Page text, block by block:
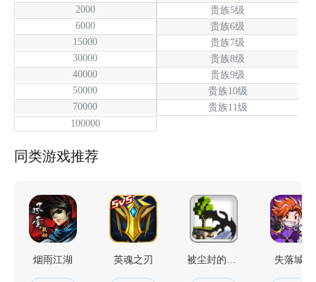
2000
贵族5级
6000
贵族6级
15000
贵族7级
30000
贵族8级
40000
贵族9级
50000
贵族10级
70000
贵族11级
100000
同类游戏推荐
烟雨江湖 英魂之刃 被尘封的故事 失落城堡